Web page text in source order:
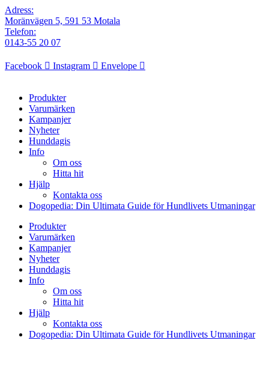
Adress:
Moränvägen 5, 591 53 Motala
Telefon:
0143-55 20 07
Facebook Instagram Envelope
Produkter
Varumärken
Kampanjer
Nyheter
Hunddagis
Info
Om oss
Hitta hit
Hjälp
Kontakta oss
Dogopedia: Din Ultimata Guide för Hundlivets Utmaningar
Produkter
Varumärken
Kampanjer
Nyheter
Hunddagis
Info
Om oss
Hitta hit
Hjälp
Kontakta oss
Dogopedia: Din Ultimata Guide för Hundlivets Utmaningar